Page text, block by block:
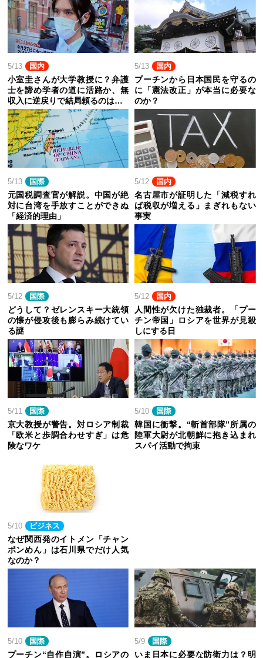
5/13 国内
小室圭さんが大学教授に？弁護
士を諦め学者の道に活路か、無
収入に逆戻りで結局頼るのは…
5/13 国内
プーチンから日本国民を守るの
に「憲法改正」が本当に必要な
のか？
5/13 国際
元国税調査官が解説。中国が絶
対に台湾を手放すことができぬ
「経済的理由」
5/12 国内
名古屋市が証明した「減税すれ
ば税収が増える」まぎれもない
事実
5/12 国際
どうして？ゼレンスキー大統領
の懐が侵攻後も膨らみ続けてい
る謎
5/12 国内
人間性が欠けた独裁者。「プー
チン帝国」ロシアを世界が見殺
しにする日
5/11 国際
京大教授が警告。対ロシア制裁
「欧米と歩調合わせすぎ」は危
険なワケ
5/10 国際
韓国に衝撃。“斬首部隊”所属の
陸軍大尉が北朝鮮に抱き込まれ
スパイ活動で拘束
5/10 ビジネス
なぜ関西発のイトメン「チャン
ポンめん」は石川県でだけ人気
なのか？
5/10 国際
プーチン“自作自演”。ロシアの
5/9 国際
いま日本に必要な防衛力は？明